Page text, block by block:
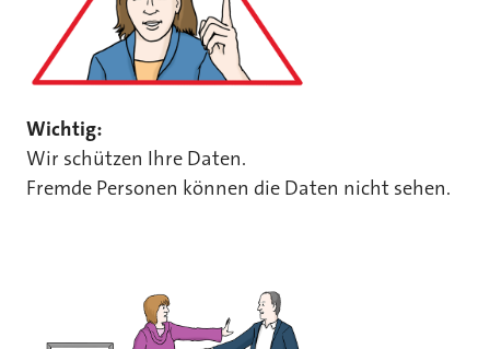
Wichtig:
Wir schützen Ihre Daten.
Fremde Personen können die Daten nicht sehen.